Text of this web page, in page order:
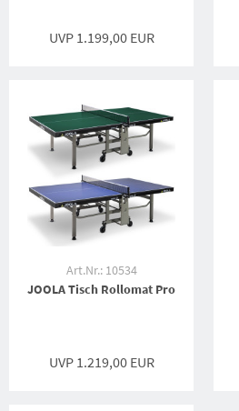
UVP 1.199,00 EUR
Art.Nr.: 10534
JOOLA Tisch Rollomat Pro
UVP 1.219,00 EUR